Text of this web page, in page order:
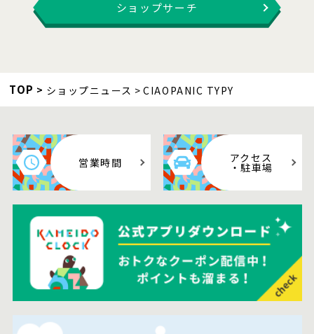
ショップサーチ
TOP ショップニュース CIAOPANIC TYPY
営業時間 アクセス
・駐車場